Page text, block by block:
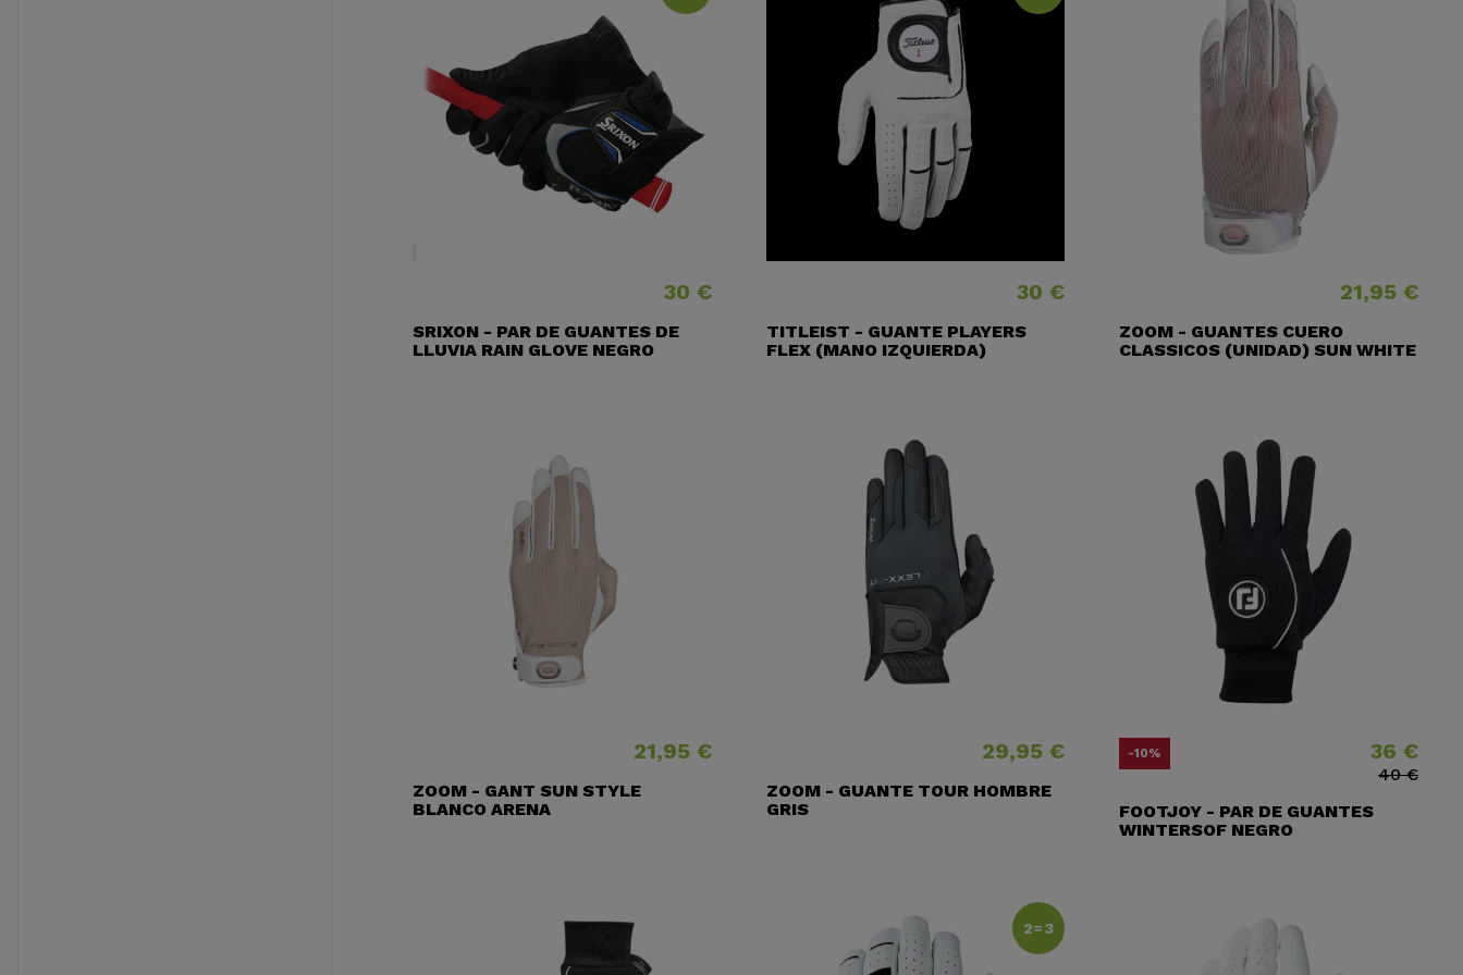
Precio
30 €
SRIXON - PAR DE GUANTES DE
LLUVIA RAIN GLOVE NEGRO
Precio
30 €
TITLEIST - GUANTE PLAYERS
FLEX (MANO IZQUIERDA)
Precio
21,95 €
ZOOM - GUANTES CUERO
CLASSICOS (UNIDAD) SUN WHITE
Precio
21,95 €
ZOOM - GANT SUN STYLE
BLANCO ARENA
Precio
29,95 €
ZOOM - GUANTE TOUR HOMBRE
GRIS
-10% Precio36 €
Precio base
40 €
FOOTJOY - PAR DE GUANTES
WINTERSOF NEGRO
2=3